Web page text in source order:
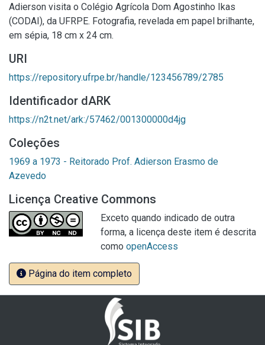
Adierson visita o Colégio Agrícola Dom Agostinho Ikas
(CODAI), da UFRPE. Fotografia, revelada em papel brilhante,
em sépia, 18 cm x 24 cm.
URI
https://repository.ufrpe.br/handle/123456789/2785
Identificador dARK
https://n2t.net/ark:/57462/001300000d4jg
Coleções
1969 a 1973 - Reitorado Prof. Adierson Erasmo de
Azevedo
Licença Creative Commons
Exceto quando indicado de outra
forma, a licença deste item é descrita
como openAccess
Página do item completo